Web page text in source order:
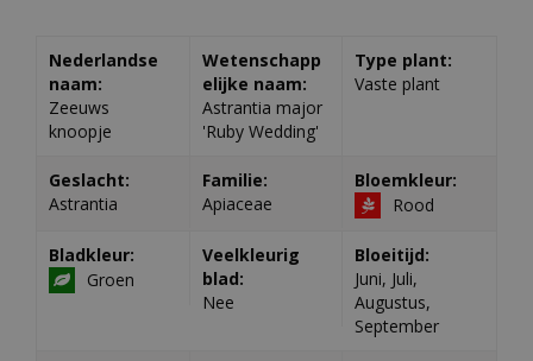
Nederlandse
naam:
Zeeuws
knoopje
Wetenschapp
elijke naam:
Astrantia major
'Ruby Wedding'
Type plant:
Vaste plant
Geslacht:
Astrantia
Familie:
Apiaceae
Bloemkleur:
Rood
Bladkleur:
Groen
Veelkleurig
blad:
Nee
Bloeitijd:
Juni, Juli,
Augustus,
September